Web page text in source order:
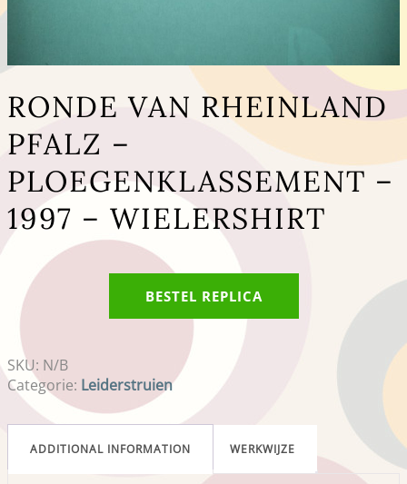
RONDE VAN RHEINLAND
PFALZ –
PLOEGENKLASSEMENT –
1997 – WIELERSHIRT
BESTEL REPLICA
SKU: N/B
Categorie: Leiderstruien
ADDITIONAL INFORMATION WERKWIJZE